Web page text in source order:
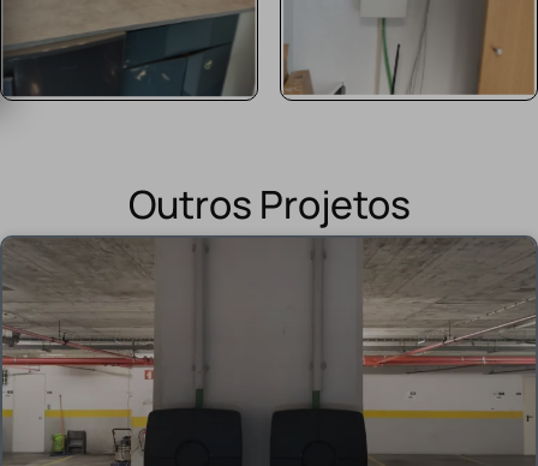
Outros Projetos